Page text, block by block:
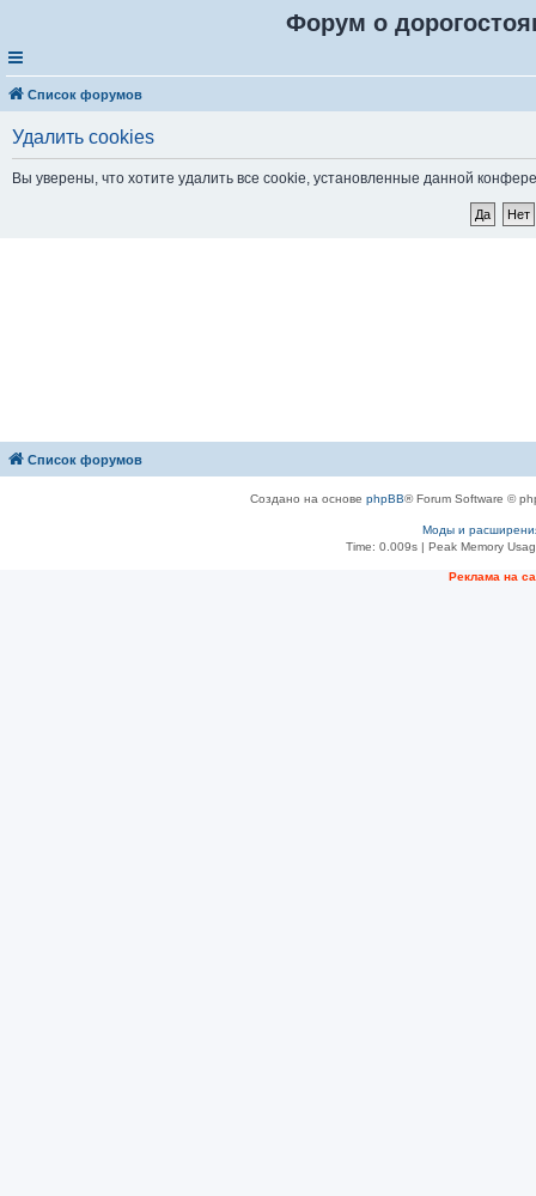
Форум о
Список форумов
Удалить cookies
Вы уверены, что хотите удалить все cookie, установленные данной
Список форумов
Создано на основе phpBB® Forum Software ©
Моды и
Time: 0.009s| Peak Memory
Рeклама на